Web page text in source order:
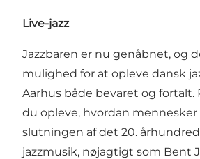
Live-jazz
Jazzbaren er nu genåbnet, og
mulighed for at opleve dansk
Aarhus både bevaret og fortalt.
du opleve, hvordan
slutningen af det 20.
jazzmusik, nøjagtigt som Bent